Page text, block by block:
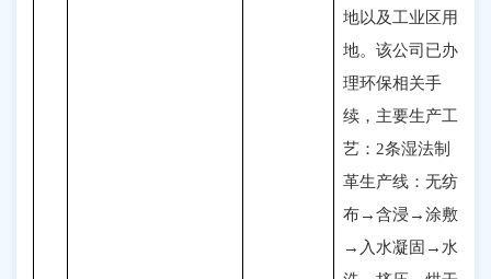
地以及工业区用
地。该公司已办
理环保相关手
续，主要生产工
艺：2条湿法制
革生产线： 无纺
布→含浸→涂敷
→入水凝固→水